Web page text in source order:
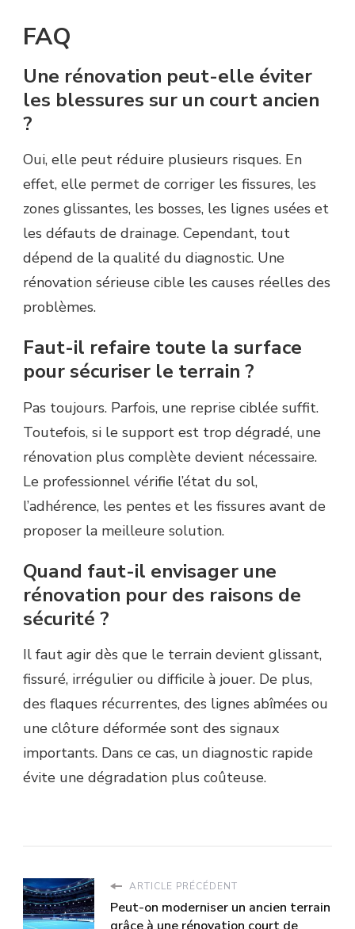
FAQ
Une rénovation peut-elle éviter
les blessures sur un court ancien
?
Oui, elle peut réduire plusieurs risques. En
effet, elle permet de corriger les fissures, les
zones glissantes, les bosses, les lignes usées et
les défauts de drainage. Cependant, tout
dépend de la qualité du diagnostic. Une
rénovation sérieuse cible les causes réelles des
problèmes.
Faut-il refaire toute la surface
pour sécuriser le terrain ?
Pas toujours. Parfois, une reprise ciblée suffit.
Toutefois, si le support est trop dégradé, une
rénovation plus complète devient nécessaire.
Le professionnel vérifie l’état du sol,
l’adhérence, les pentes et les fissures avant de
proposer la meilleure solution.
Quand faut-il envisager une
rénovation pour des raisons de
sécurité ?
Il faut agir dès que le terrain devient glissant,
fissuré, irrégulier ou difficile à jouer. De plus,
des flaques récurrentes, des lignes abîmées ou
une clôture déformée sont des signaux
importants. Dans ce cas, un diagnostic rapide
évite une dégradation plus coûteuse.
ARTICLE PRÉCÉDENT
Peut-on moderniser un ancien terrain